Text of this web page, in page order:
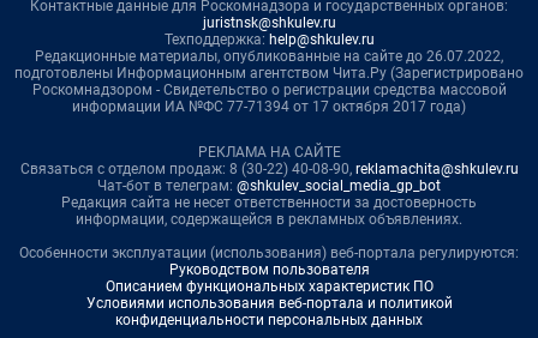
Контактные данные для Роскомнадзора и государственных органов:
juristnsk@shkulev.ru
Техподдержка: help@shkulev.ru
Редакционные материалы, опубликованные на сайте до 26.07.2022,
подготовлены Информационным агентством Чита.Ру (Зарегистрировано
Роскомнадзором - Свидетельство о регистрации средства массовой
информации ИА №ФС 77-71394 от 17 октября 2017 года)
РЕКЛАМА НА САЙТЕ
Связаться с отделом продаж: 8 (30-22) 40-08-90, reklamachita@shkulev.ru
Чат-бот в телеграм: @shkulev_social_media_gp_bot
Редакция сайта не несет ответственности за достоверность
информации, содержащейся в рекламных объявлениях.
Особенности эксплуатации (использования) веб-портала регулируются:
Руководством пользователя
Описанием функциональных характеристик ПО
Условиями использования веб-портала и политикой
конфиденциальности персональных данных